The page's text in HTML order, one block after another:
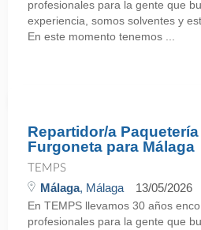
profesionales para la gente que
experiencia, somos solventes y
En este momento tenemos ...
Repartidor/a Paquetería
Furgoneta para Málaga
TEMPS
Málaga, Málaga 13/05/2026
En TEMPS llevamos 30 años
profesionales para la gente que